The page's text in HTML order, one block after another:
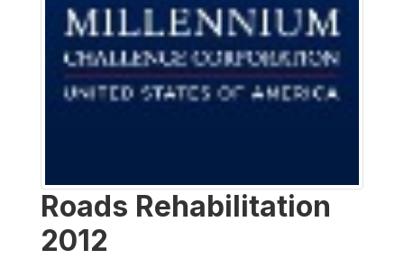
Roads Rehabilitation
2012